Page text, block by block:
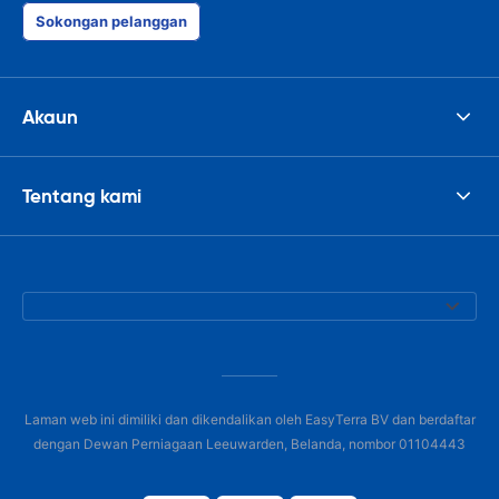
Sokongan pelanggan
Akaun
Tentang kami
Laman web ini dimiliki dan dikendalikan oleh EasyTerra BV dan berdaftar
dengan Dewan Perniagaan Leeuwarden, Belanda, nombor 01104443